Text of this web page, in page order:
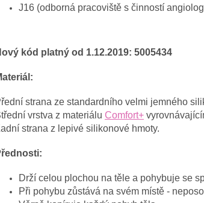
J16 (odborná pracoviště s činností
kód platný od 1.12.2019: 5005434
strana ze standardního velmi jemného
vrstva z materiálu Comfort+
strana z lepivé silikonové hmoty.
Drží celou plochou na těle a pohybuje se
Při pohybu zůstává na svém místě -